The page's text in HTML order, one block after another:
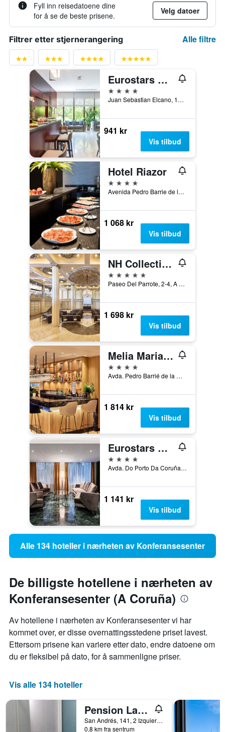
Fyll inn reisedatoene dine
for å se de beste prisene.
Velg datoer
Filtrer etter stjernerangering Alle filtre
Eurostars Ciudad de La Coruña
4 stjerner
Juan Sebastian Elcano, 13, A Coruña, Galicia, Spania
941 kr
Vis tilbud
Hotel Riazor
4 stjerner
Avenida Pedro Barrie de la Maza, 29, A Coruña, Galicia, Spania
1 068 kr
Vis tilbud
NH Collection A Coruña Finisterre
5 stjerner
Paseo Del Parrote, 2-4, A Coruña, Galicia, Spania
1 698 kr
Vis tilbud
Melia Maria Pita
4 stjerner
Avda. Pedro Barrié de la Maza, 3, A Coruña, Galicia, Spania
1 814 kr
Vis tilbud
Eurostars Atlántico
4 stjerner
Avda. Do Porto Da Coruña,4, A Coruña, Galicia, Spania
1 141 kr
Vis tilbud
Alle 134 hoteller i nærheten av Konferansesenter
De billigste hotellene i nærheten av
Konferansesenter (A Coruña)
Av hotellene i nærheten av Konferansesenter vi har
kommet over, er disse overnattingsstedene priset lavest.
Ettersom prisene kan variere etter dato, endre datoene om
du er fleksibel på dato, for å sammenligne priser.
Vis alle 134 hoteller
Pension Las Rias
San Andrés, 141, 2 Izquierda, A Coruña, Galicia, Spania
0,8 km fra sentrum